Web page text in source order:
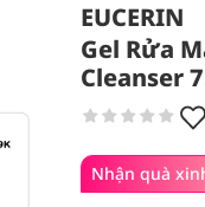
EUCERIN
Gel Rửa
Cleanser
Nhận quà